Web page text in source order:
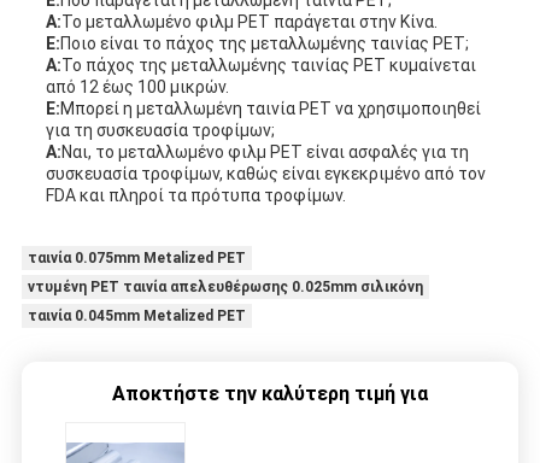
Α:Το μεταλλωμένο φιλμ PET παράγεται στην Κίνα.
Ε:Ποιο είναι το πάχος της μεταλλωμένης ταινίας PET;
Α:Το πάχος της μεταλλωμένης ταινίας PET κυμαίνεται
από 12 έως 100 μικρών.
Ε:Μπορεί η μεταλλωμένη ταινία PET να χρησιμοποιηθεί
για τη συσκευασία τροφίμων;
Α:Ναι, το μεταλλωμένο φιλμ PET είναι ασφαλές για τη
συσκευασία τροφίμων, καθώς είναι εγκεκριμένο από τον
FDA και πληροί τα πρότυπα τροφίμων.
ταινία 0.075mm Metalized PET
ντυμένη PET ταινία απελευθέρωσης 0.025mm σιλικόνη
ταινία 0.045mm Metalized PET
Αποκτήστε την καλύτερη τιμή για